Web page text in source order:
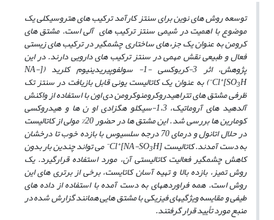
توسعهروش ­های نوین برای سنتز کارآمد ترکیب های هتروسیکلی یک
موضوع با اهمیت در شیمی سنتز ترکیب های آلی است. مشتق­ های
کرومن به عنوان یک جزء­های ساختاری چشمگیر در ترکیب­ های زیستی
فعال و طبیعی نقش مهمی در سنتز ترکیب­ های دارویی دارند. در این
پژوهش، اثر 3-کربوکسی -1- سولفوپیریدینیوم کلرید ([NA-
SO3H]
+
Cl
-) به عنوان یک کاتالیست یونی قابل بازیافت در سنتز تک
ظرفی مشتق ­های تتراهیدروکرومنوکرومن دی اون با استفاده از واکنش
آلدهید های آروماتیک، 1،3-سیکلو هگزادی او ن ها و هیدروکسی
کومارین ها بررسی شد. این مشتق ­ها در حضور 20% مولی از کاتالیست
در حلال اتانول و درمای 70 درجه سلسیوس با بازده خوب تا درخشان
به­ دست آمدند. کاتالیست [NA-SO 3H]
+
Cl
- می تواند چندین بار بدون
کاهش چشمگیر فعالیت کاتالیستی آن، مورد استفاده قرارگیرد. یک
روش تمیز، بازده بالا و تهیه آسان کاتایست، برخی از برتری ­های این
روش است. همه فراورده­های به ­دست آمده با استفاده از داده های
طیفی و مقایسه ویژگی­های فیزیکی با مشتق­ هایی همانند گزارش شده در
منبع مورد تأیید قرار گرفتند.